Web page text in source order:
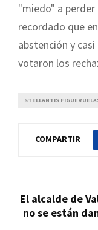
"miedo" a
recordado que
abstención y
votaron los
STELLANTIS
COMPARTIR
El alcalde de
no se están